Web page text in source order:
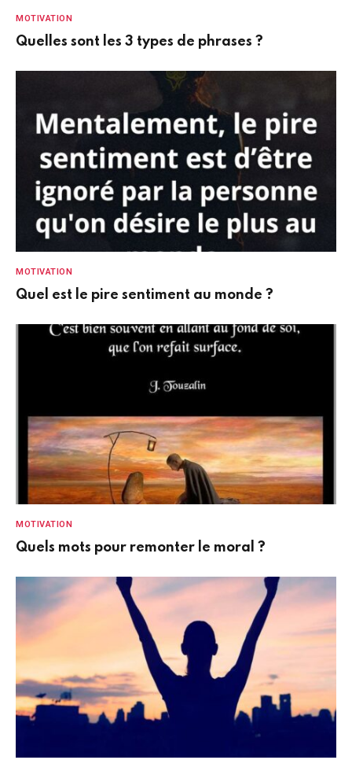
MOTIVATION
Quelles sont les 3 types de phrases ?
MOTIVATION
Quel est le pire sentiment au monde ?
MOTIVATION
Quels mots pour remonter le moral ?